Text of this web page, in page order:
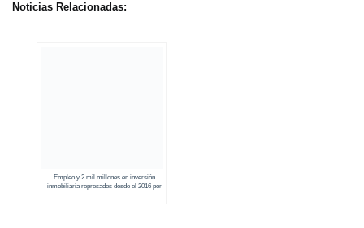
Noticias Relacionadas:
Empleo y 2 mil millones en inversión
inmobiliaria represados desde el 2016 por